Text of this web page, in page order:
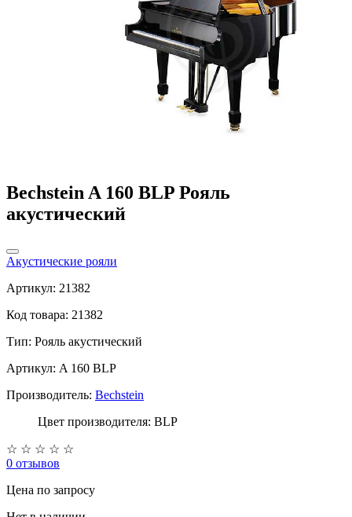
Bechstein A 160 BLP Рояль
акустический
Акустические рояли
Артикул: 21382
Код товара: 21382
Тип: Рояль акустический
Артикул: A 160 BLP
Производитель: Bechstein
Цвет производителя: BLP
☆ ☆ ☆ ☆ ☆
0 отзывов
Цена по запросу